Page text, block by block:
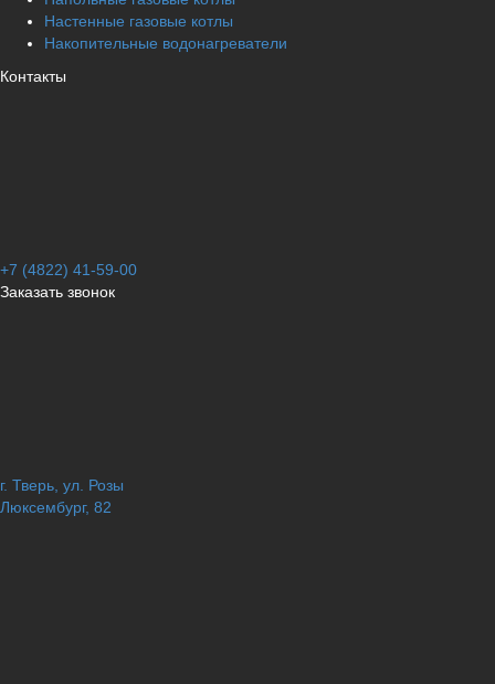
Настенные газовые котлы
Накопительные водонагреватели
Контакты
+7 (4822) 41-59-00
Заказать звонок
г. Тверь, ул. Розы
Люксембург, 82